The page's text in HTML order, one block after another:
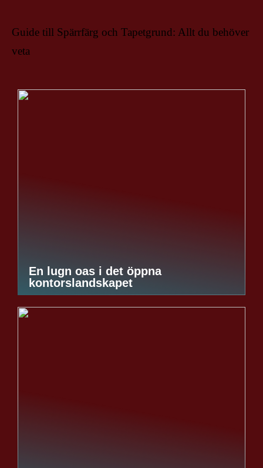
Guide till Spärrfärg och Tapetgrund: Allt du behöver
veta
En lugn oas i det öppna
kontorslandskapet